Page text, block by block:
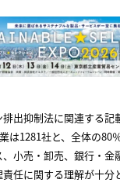
出抑制法に関連する記
は1281社と、全体の80
小売・卸売、銀行・金
責任に関する理解が十分